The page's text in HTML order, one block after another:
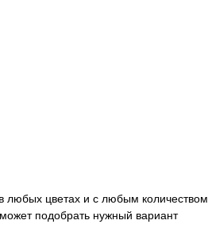
любых цветах и с любым
подобрать нужный вариант